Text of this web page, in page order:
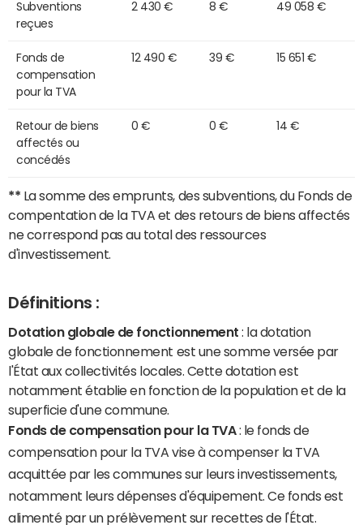
Subventions
reçues
2 430 € 8 € 49 058 €
Fonds de
compensation
pour la TVA
12 490 € 39 € 15 651 €
Retour de biens
affectés ou
concédés
0 € 0 € 14 €
** La somme des emprunts, des subventions, du Fonds de
compentation de la TVA et des retours de biens affectés
ne correspond pas au total des ressources
d'investissement.
Définitions :
Dotation globale de fonctionnement : la dotation
globale de fonctionnement est une somme versée par
l'État aux collectivités locales. Cette dotation est
notamment établie en fonction de la population et de la
superficie d'une commune.
Fonds de compensation pour la TVA: le fonds de
compensation pour la TVA vise à compenser la TVA
acquittée par les communes sur leurs investissements,
notamment leurs dépenses d'équipement. Ce fonds est
alimenté par un prélèvement sur recettes de l'État.